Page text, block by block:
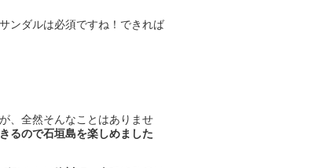
ンダルは必須ですね！できれば
、全然そんなことはありませ
るので石垣島を楽しめました